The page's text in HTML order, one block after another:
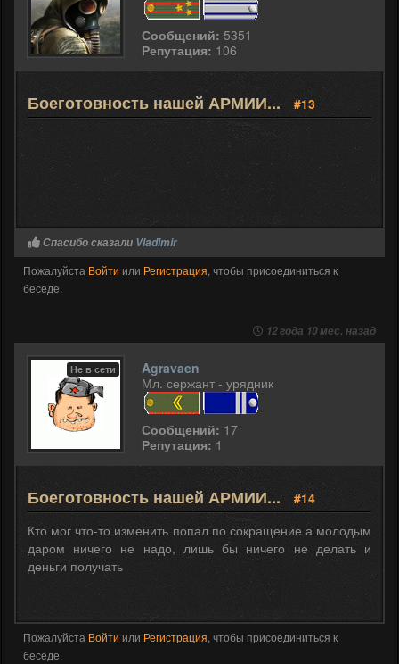
Сообщений: 5351
Репутация: 106
Боеготовность нашей АРМИИ... #13
Спасибо сказали Vladimir
Пожалуйста Войти или Регистрация, чтобы присоединиться к
беседе.
12 года 10 мес. назад
Не в сети
Agravaen
Мл. сержант - урядник
Сообщений: 17
Репутация: 1
Боеготовность нашей АРМИИ...
#14
Кто мог что-то изменить попал по сокращение а молодым
даром ничего не надо, лишь бы ничего не делать и
деньги получать
Пожалуйста Войти или Регистрация, чтобы присоединиться к
беседе.